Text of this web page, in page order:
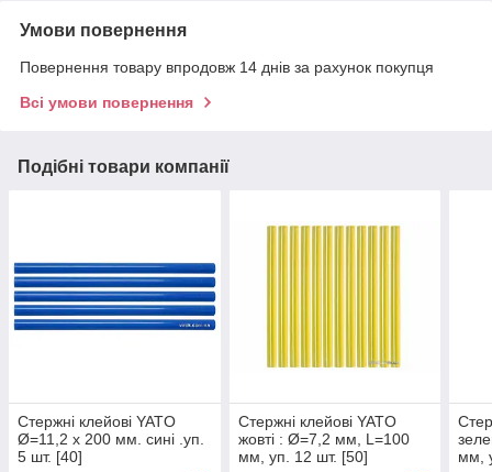
Умови повернення
Повернення товару впродовж 14 днів за рахунок покупця
Всі умови повернення
Подібні товари компанії
Стержні клейові YATO
Ø=11,2 х 200 мм. сині .уп.
5 шт. [40]
Стержні клейові YATO
жовті : Ø=7,2 мм, L=100
мм, уп. 12 шт. [50]
мм,